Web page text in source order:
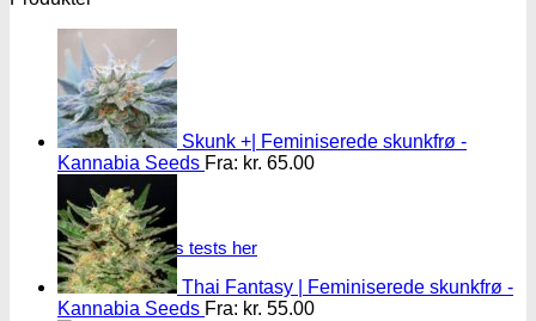
Oplev alle vores tests her
Skunk +| Feminiserede skunkfrø -
Kannabia Seeds Fra: kr. 65.00
Thai Fantasy | Feminiserede skunkfrø -
Kannabia Seeds Fra: kr. 55.00